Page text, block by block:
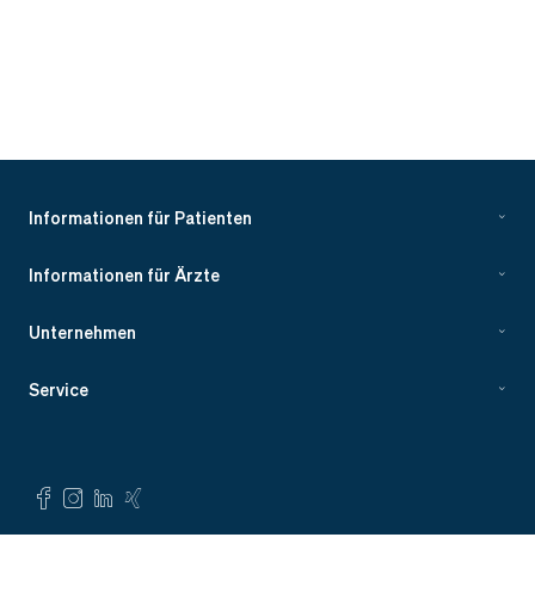
Informationen für Patienten
Informationen für Ärzte
Unternehmen
Service